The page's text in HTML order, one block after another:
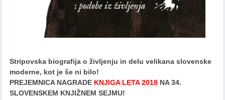
Stripovska biografija o življenju in delu velikana slovenske
moderne, kot je še ni bilo!
PREJEMNICA NAGRADE KNJIGA LETA 2018 NA 34.
SLOVENSKEM KNJIŽNEM SEJMU!